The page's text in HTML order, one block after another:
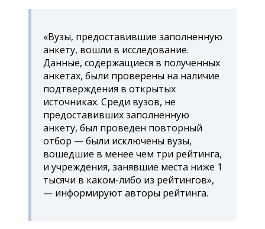
«Вузы, предоставившие заполненную
анкету, вошли в исследование.
Данные, содержащиеся в полученных
анкетах, были проверены на наличие
подтверждения в открытых
источниках. Среди вузов, не
предоставивших заполненную
анкету, был проведен повторный
отбор — были исключены вузы,
вошедшие в менее чем три рейтинга,
и учреждения, занявшие места ниже 1
тысячи в каком-либо из рейтингов»,
— информируют авторы рейтинга.